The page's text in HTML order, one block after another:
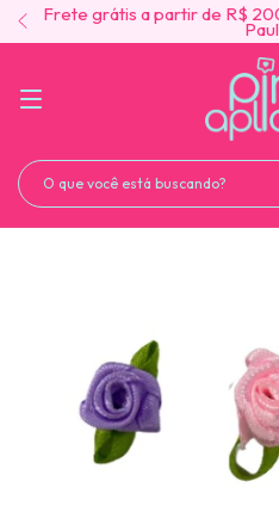
Frete grátis a partir de R$